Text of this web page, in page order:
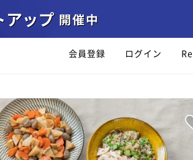
会員登録 ログイン